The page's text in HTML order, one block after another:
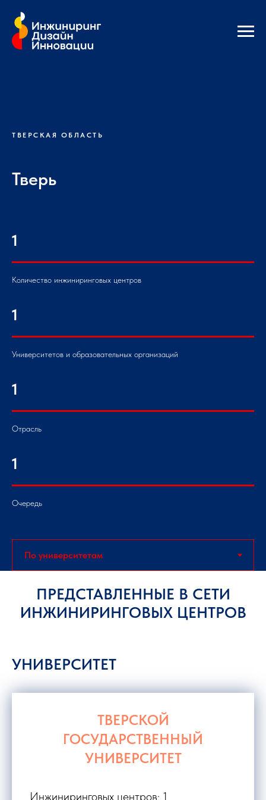
ТВЕРСКАЯ ОБЛАСТЬ
Тверь
1
Количество инжиниринговых центров
1
Университетов и образовательных организаций
1
Отрасль
1
Очередь
ПРЕДСТАВЛЕННЫЕ В СЕТИ
ИНЖИНИРИНГОВЫХ ЦЕНТРОВ
УНИВЕРСИТЕТ
ТВЕРСКОЙ
ГОСУДАРСТВЕННЫЙ
УНИВЕРСИТЕТ
Инжиниринговых центров: 1